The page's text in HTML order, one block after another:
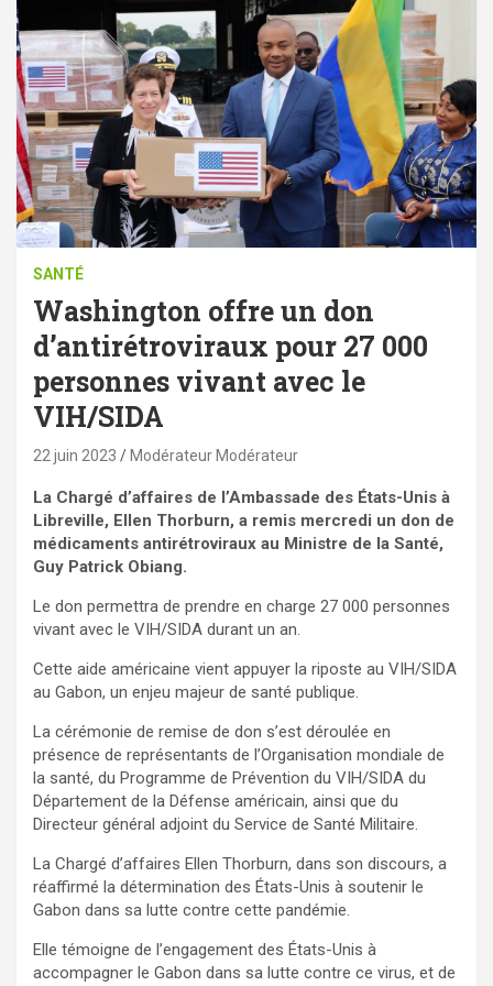
SANTÉ
Washington offre un don
d’antirétroviraux pour 27 000
personnes vivant avec le
VIH/SIDA
22 juin 2023 Modérateur Modérateur
La Chargé d’affaires de l’Ambassade des États-Unis à
Libreville, Ellen Thorburn, a remis mercredi un don de
médicaments antirétroviraux au Ministre de la Santé,
Guy Patrick Obiang.
Le don permettra de prendre en charge 27 000 personnes
vivant avec le VIH/SIDA durant un an.
Cette aide américaine vient appuyer la riposte au VIH/SIDA
au Gabon, un enjeu majeur de santé publique.
La cérémonie de remise de don s’est déroulée en
présence de représentants de l’Organisation mondiale de
la santé, du Programme de Prévention du VIH/SIDA du
Département de la Défense américain, ainsi que du
Directeur général adjoint du Service de Santé Militaire.
La Chargé d’affaires Ellen Thorburn, dans son discours, a
réaffirmé la détermination des États-Unis à soutenir le
Gabon dans sa lutte contre cette pandémie.
Elle témoigne de l’engagement des États-Unis à
accompagner le Gabon dans sa lutte contre ce virus, et de